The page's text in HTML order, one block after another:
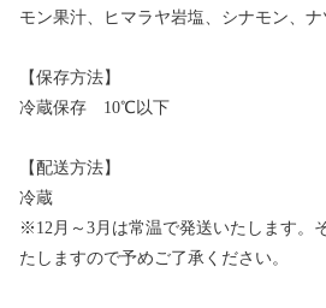
モン果汁、ヒマラヤ岩塩、シナモン、
【保存方法】
冷蔵保存 10℃以下
【配送方法】
冷蔵
※12月～3月は常温で発送いたします。
たしますので予めご了承ください。